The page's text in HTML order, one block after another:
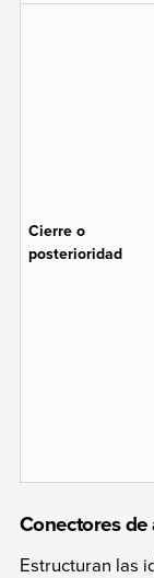
Cierre o
posterioridad
Conectores
Estructuran las